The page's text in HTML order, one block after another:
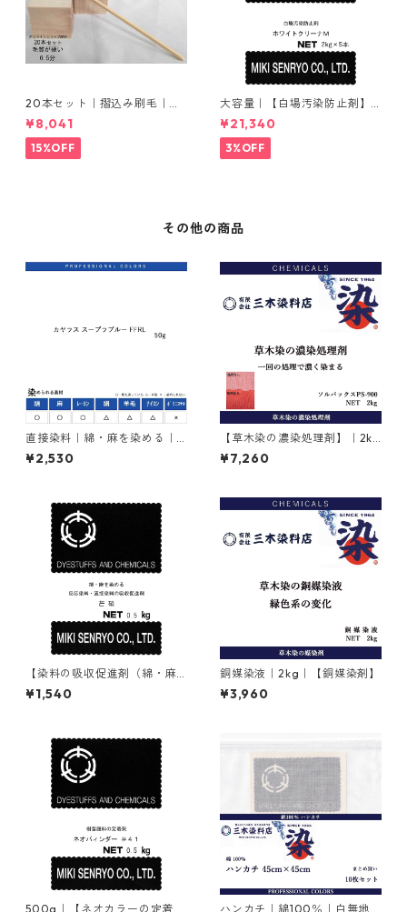
20本セット｜摺込み刷毛｜夏
毛（毛質が硬い）0.5分
¥8,041
15%OFF
大容量｜【白場汚染防止剤】
｜2kg×5本｜ホワイトクリー
ナＭ
¥21,340
3%OFF
その他の商品
直接染料｜綿・麻を染める｜5
0g｜カヤラス スープラブルー
FFRL（青色）
¥2,530
【草木染の濃染処理剤】｜2kg
｜ソルバックスPSー900
¥7,260
【染料の吸収促進剤（綿・麻
用）】｜500g｜無水芒硝
¥1,540
銅媒染液｜2kg｜【銅媒染剤】
¥3,960
500g｜【ネオカラーの定着 ハンカチ｜綿100％｜白無地｜